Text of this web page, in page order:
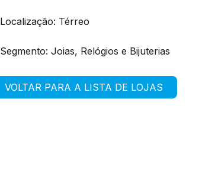
Localização: Térreo
Segmento:Joias, Relógios e Bijuterias
VOLTAR PARA A LISTA DE LOJAS